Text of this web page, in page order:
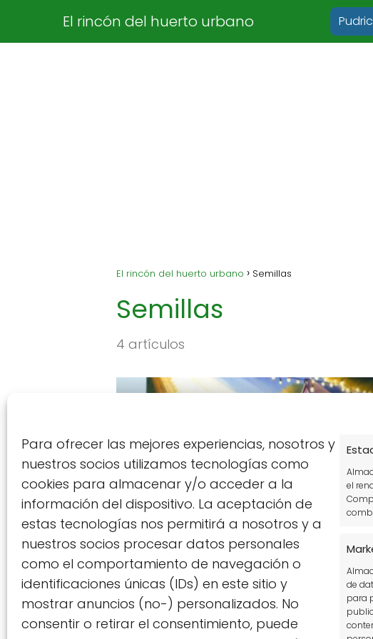
Para ofrecer las mejores experiencias, nosotros y
nuestros socios utilizamos tecnologías como
cookies para almacenar y/o acceder a la
información del dispositivo. La aceptación de
estas tecnologías nos permitirá a nosotros y a
nuestros socios procesar datos personales
como el comportamiento de navegación o
identificaciones únicas (IDs) en este sitio y
mostrar anuncios (no-) personalizados. No
consentir o retirar el consentimiento, puede
el
de
para
El rincón del huerto urbano
El rincón del huerto urbano Semillas
Semillas
4 artículos
Cómo hacer semilleros
forma sencilla